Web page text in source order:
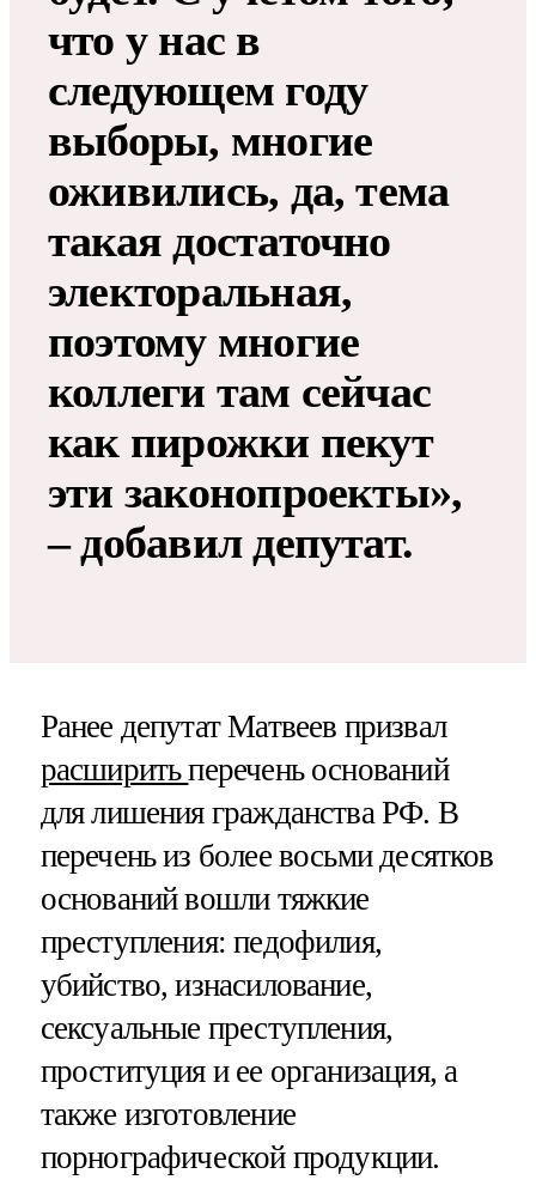
что у нас в
следующем году
выборы, многие
оживились, да, тема
такая достаточно
электоральная,
поэтому многие
коллеги там сейчас
как пирожки пекут
эти законопроекты»,
– добавил депутат.
Ранее депутат Матвеев призвал
расширитьперечень оснований
для лишения гражданства РФ. В
перечень из более восьми десятков
оснований вошли тяжкие
преступления: педофилия,
убийство, изнасилование,
сексуальные преступления,
проституция и ее организация, а
также изготовление
порнографической продукции.